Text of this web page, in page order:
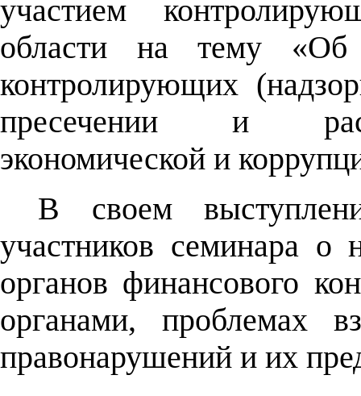
участием
области на тему «Об
контролирующих
пресечении и
экономической и
В своем
участников семинара о
органов финансового
органами, проблемах
правонарушений и их